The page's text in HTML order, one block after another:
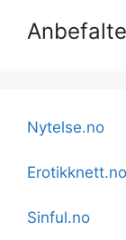
Nytelse.no
Erotikknett.no
Sinful.no